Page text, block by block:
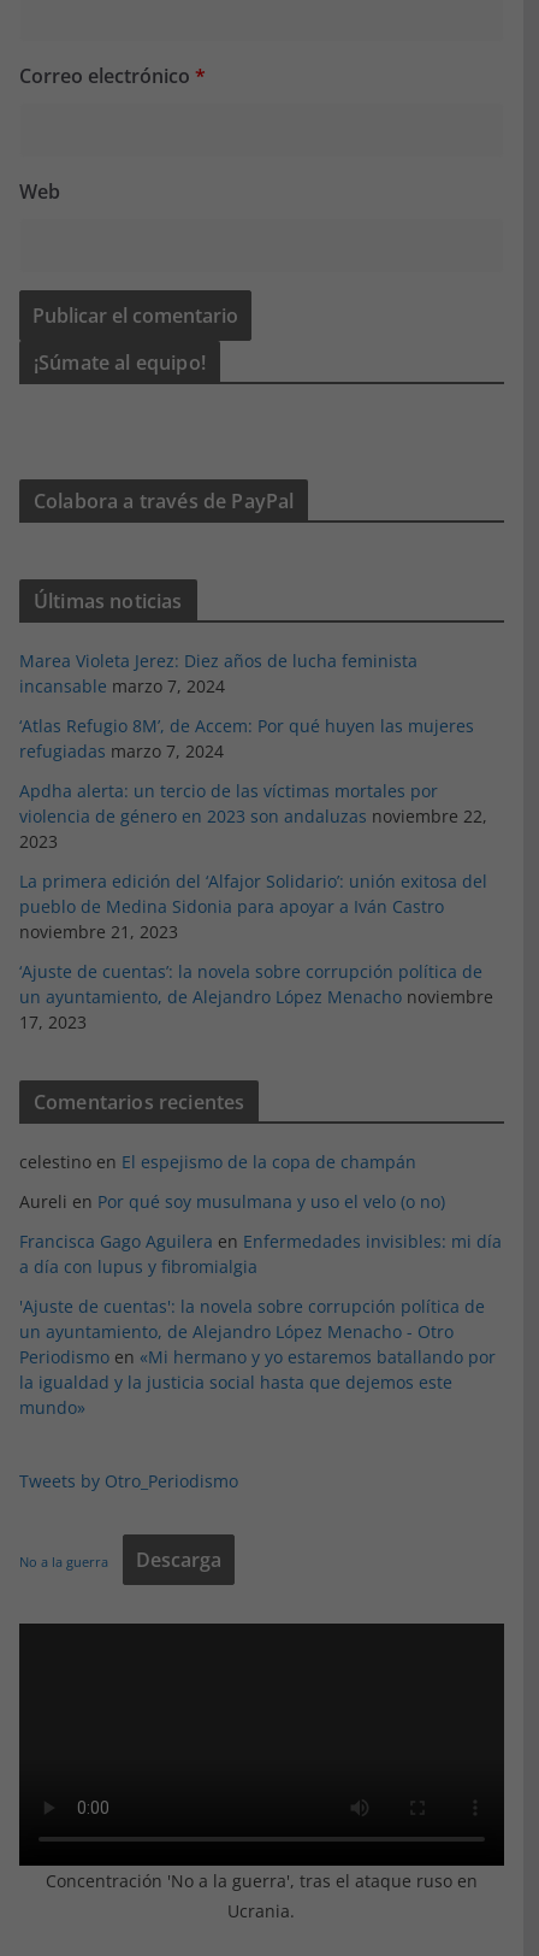
Correo electrónico *
Web
¡Súmate al equipo!
Colabora a través de PayPal
Últimas noticias
Marea Violeta Jerez: Diez años de lucha feminista
incansable marzo 7, 2024
‘Atlas Refugio 8M’, de Accem: Por qué huyen las mujeres
refugiadas marzo 7, 2024
Apdha alerta: un tercio de las víctimas mortales por
violencia de género en 2023 son andaluzas noviembre 22,
2023
La primera edición del ‘Alfajor Solidario’: unión exitosa del
pueblo de Medina Sidonia para apoyar a Iván Castro
noviembre 21, 2023
‘Ajuste de cuentas’: la novela sobre corrupción política de
un ayuntamiento, de Alejandro López Menacho noviembre
17, 2023
Comentarios recientes
celestino en El espejismo de la copa de champán
Aureli en Por qué soy musulmana y uso el velo (o no)
Francisca Gago Aguilera en Enfermedades invisibles: mi día
a día con lupus y fibromialgia
'Ajuste de cuentas': la novela sobre corrupción política de
un ayuntamiento, de Alejandro López Menacho - Otro
Periodismo en «Mi hermano y yo estaremos batallando por
la igualdad y la justicia social hasta que dejemos este
mundo»
Tweets by Otro_Periodismo
No a la guerra Descarga
Concentración 'No a la guerra', tras el ataque ruso en
Ucrania.